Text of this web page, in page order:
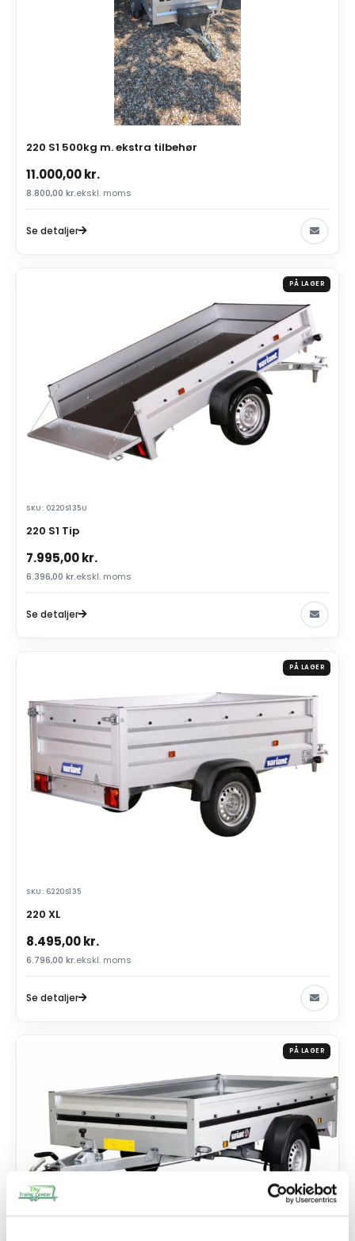
220 S1 500kg m. ekstra tilbehør
11.000,00kr.
8.800,00 kr.ekskl. moms
Se detaljer
PÅ LAGER
SKU: 0220S135U
220 S1 Tip
7.995,00kr.
6.396,00 kr.ekskl. moms
Se detaljer
PÅ LAGER
SKU: 6220S135
220 XL
8.495,00kr.
6.796,00 kr.ekskl. moms
Se detaljer
PÅ LAGER